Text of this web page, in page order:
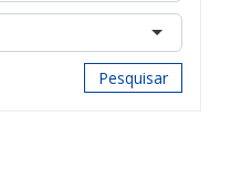
Pesquisar